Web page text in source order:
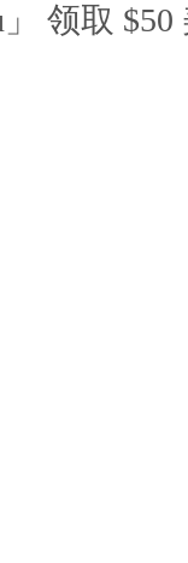
领取 $50